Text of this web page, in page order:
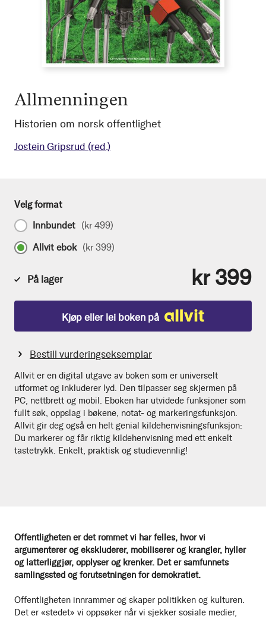
Allmenningen
Historien om norsk offentlighet
Jostein Gripsrud (red.)
Offentligheten er det rommet vi har felles, hvor vi
argumenterer og ekskluderer, mobiliserer og krangler, hyller
og latterliggjør, opplyser og krenker. Det er samfunnets
samlingssted og forutsetningen for demokratiet.
Offentligheten innrammer og skaper politikken og kulturen.
Det er «stedet» vi oppsøker når vi sjekker sosiale medier,
Velg format
Innbundet (kr 499)
Allvit ebok (kr 399)
På lager kr 399
Kjøp eller lei boken på
Bestill vurderingseksemplar
Allvit er en digital utgave av boken som er universelt
utformet og inkluderer lyd. Den tilpasser seg skjermen på
PC, nettbrett og mobil. Eboken har utvidede funksjoner som
fullt søk, oppslag i bøkene, notat- og markeringsfunksjon.
Allvit gir deg også en helt genial kildehenvisningsfunksjon:
Du markerer og får riktig kildehenvisning med ett enkelt
tastetrykk. Enkelt, praktisk og studievennlig!